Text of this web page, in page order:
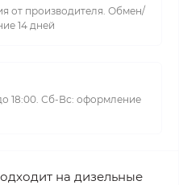
от производителя. Обмен/
14 дней
18:00. Сб-Вс: оформление
на дизельные